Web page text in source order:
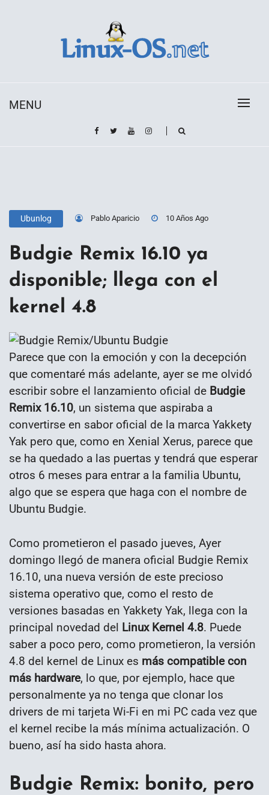
MENU
Ubunlog Pablo Aparicio 10 Años Ago
Budgie Remix 16.10 ya
disponible; llega con el
kernel 4.8
Parece que con la emoción y con la decepción
que comentaré más adelante, ayer se me olvidó
escribir sobre el lanzamiento oficial de Budgie
Remix 16.10, un sistema que aspiraba a
convertirse en sabor oficial de la marca Yakkety
Yak pero que, como en Xenial Xerus, parece que
se ha quedado a las puertas y tendrá que esperar
otros 6 meses para entrar a la familia Ubuntu,
algo que se espera que haga con el nombre de
Ubuntu Budgie.
Como prometieron el pasado jueves, Ayer
domingo llegó de manera oficial Budgie Remix
16.10, una nueva versión de este precioso
sistema operativo que, como el resto de
versiones basadas en Yakkety Yak, llega con la
principal novedad del Linux Kernel 4.8. Puede
saber a poco pero, como prometieron, la versión
4.8 del kernel de Linux es más compatible con
más hardware, lo que, por ejemplo, hace que
personalmente ya no tenga que clonar los
drivers de mi tarjeta Wi-Fi en mi PC cada vez que
el kernel recibe la más mínima actualización. O
bueno, así ha sido hasta ahora.
Budgie Remix: bonito, pero